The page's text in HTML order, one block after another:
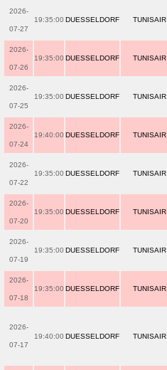
2026-
07-27
19:35:00 DUESSELDORF TUNISAIR
2026-
07-26
19:35:00 DUESSELDORF TUNISAIR
2026-
07-25
19:35:00 DUESSELDORF TUNISAIR
2026-
07-24
19:40:00 DUESSELDORF TUNISAIR
2026-
07-22
19:35:00 DUESSELDORF TUNISAIR
2026-
07-20
19:35:00 DUESSELDORF TUNISAIR
2026-
07-19
19:35:00 DUESSELDORF TUNISAIR
2026-
07-18
19:35:00 DUESSELDORF TUNISAIR
2026-
07-17
19:40:00 DUESSELDORF TUNISAIR